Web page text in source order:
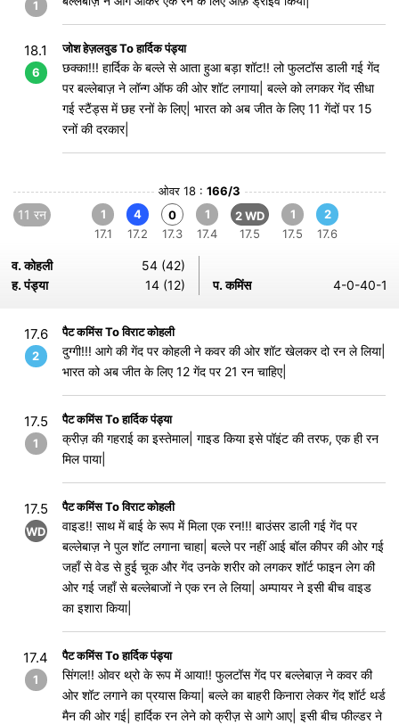
1
18.1
6
जोश हेज़लवुड To हार्दिक पंड्या
छक्का!!! हार्दिक के बल्ले से आता हुआ बड़ा शॉट!! लो फुलटॉस डाली गई गेंद
पर बल्लेबाज़ ने लॉन्ग ऑफ की ओर शॉट लगाया| बल्ले को लगकर गेंद सीधा
गई स्टैंड्स में छह रनों के लिए| भारत को अब जीत के लिए 11 गेंदों पर 15
रनों की दरकार|
ओवर 18 : 166/3
11 रन
1
17.1
4
17.2
0
17.3
1
17.4
2 WD
17.5
1
17.5
2
17.6
व. कोहली
54 (42)
ह. पंड्या
14 (12) प. कमिंस 4-0-40-1
17.6
2
पैट कमिंस To विराट कोहली
दुग्गी!!! आगे की गेंद पर कोहली ने कवर की ओर शॉट खेलकर दो रन ले लिया|
भारत को अब जीत के लिए 12 गेंद पर 21 रन चाहिए|
17.5
1
पैट कमिंस To हार्दिक पंड्या
क्रीज़ की गहराई का इस्तेमाल| गाइड किया इसे पॉइंट की तरफ, एक ही रन
मिल पाया|
17.5
WD
पैट कमिंस To विराट कोहली
वाइड!! साथ में बाई के रूप में मिला एक रन!!! बाउंसर डाली गई गेंद पर
बल्लेबाज़ ने पुल शॉट लगाना चाहा| बल्ले पर नहीं आई बॉल कीपर की ओर गई
जहाँ से वेड से हुई चूक और गेंद उनके शरीर को लगकर शॉर्ट फाइन लेग की
ओर गई जहाँ से बल्लेबाजों ने एक रन ले लिया| अम्पायर ने इसी बीच वाइड
का इशारा किया|
17.4
1
पैट कमिंस To हार्दिक पंड्या
सिंगल!! ओवर थ्रो के रूप में आया!! फुलटॉस गेंद पर बल्लेबाज़ ने कवर की
ओर शॉट लगाने का प्रयास किया| बल्ले का बाहरी किनारा लेकर गेंद शॉर्ट थर्ड
मैन की ओर गई| हार्दिक रन लेने को क्रीज़ से आगे आए| इसी बीच फील्डर ने